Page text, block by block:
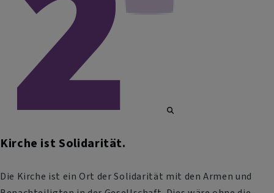
Kirche ist Solidarität.
Die Kirche ist ein Ort der Solidarität mit den Armen und